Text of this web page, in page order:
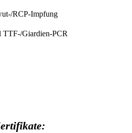
RCP-Impfung
Giardien-PCR